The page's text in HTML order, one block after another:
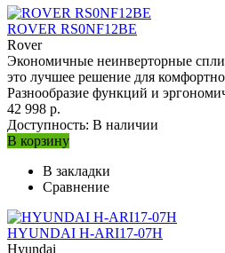
ROVER RS0NF12BE
Rover
Экономичные неинверторные
это лучшее решение для
Разнообразие функций и
42 998 р.
Доступность: В наличии
В корзину
В закладки
Сравнение
HYUNDAI H-ARI17-07H
Hyundai